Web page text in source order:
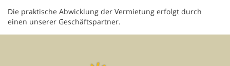
Die praktische Abwicklung der Vermietung erfolgt durch
einen unserer Geschäftspartner.